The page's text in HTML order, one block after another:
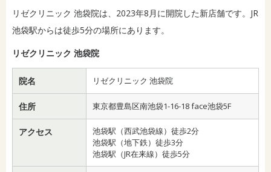
リゼクリニック 池袋院は、2023年8月に開院した新店舗です。JR
池袋駅からは徒歩5分の場所にあります。
リゼクリニック 池袋院
院名 リゼクリニック 池袋院
住所 東京都豊島区南池袋1-16-18 face池袋5F
アクセス
池袋駅（西武池袋線）徒歩2分
池袋駅（地下鉄）徒歩3分
池袋駅（JR在来線）徒歩5分